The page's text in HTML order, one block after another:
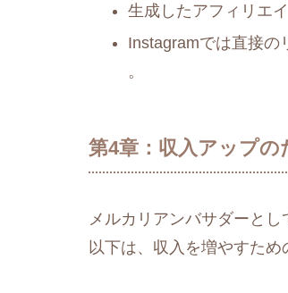
生成したアフィリエ
Instagramでは直接の
。
第4章：収入アップ
メルカリアンバサダーとし
以下は、収入を増やすため